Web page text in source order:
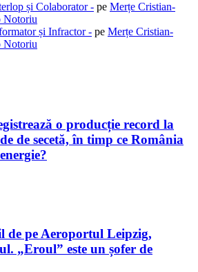
și Colaborator - pe Merțe Cristian-
Notoriu
și Infractor - pe Merțe Cristian-
Notoriu
o producție record la
de secetă, în timp ce România
de pe Aeroportul Leipzig,
„Eroul” este un șofer de